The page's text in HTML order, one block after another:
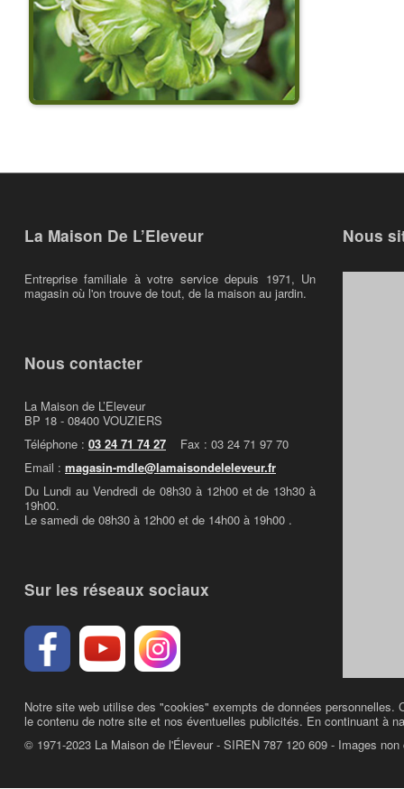
La Maison De L’Eleveur
Entreprise familiale à votre service depuis 1971, Un
magasin où l'on trouve de tout, de la maison au jardin.
Nous contacter
La Maison de L’Eleveur
BP 18 - 08400 VOUZIERS
Téléphone : 03 24 71 74 27 Fax : 03 24 71 97 70
Email : magasin-mdle@lamaisondeleleveur.fr
Du Lundi au Vendredi de 08h30 à 12h00 et de 13h30 à
19h00.
Le samedi de 08h30 à 12h00 et de 14h00 à 19h00 .
Sur les réseaux sociaux
Nous
Notre site web utilise des "cookies" exempts de données
le contenu de notre site et nos éventuelles publicités. En continuant à
© 1971-2023 La Maison de l'Éleveur - SIREN 787 120 609 - Images